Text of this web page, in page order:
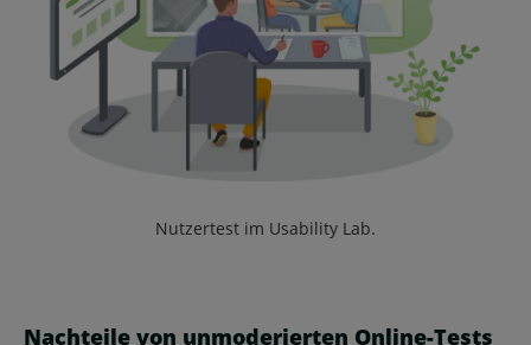
Nutzertest im Usability Lab.
Nachteile von unmoderierten Online-Tests